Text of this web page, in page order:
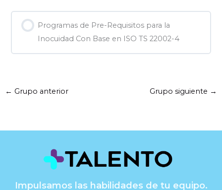
Programas de Pre-Requisitos para la
Inocuidad Con Base en ISO TS 22002-4
0% COMPLETADO 0/0 pasos
← Grupo anterior Grupo siguiente →
Impulsamos las habilidades de tu equipo.